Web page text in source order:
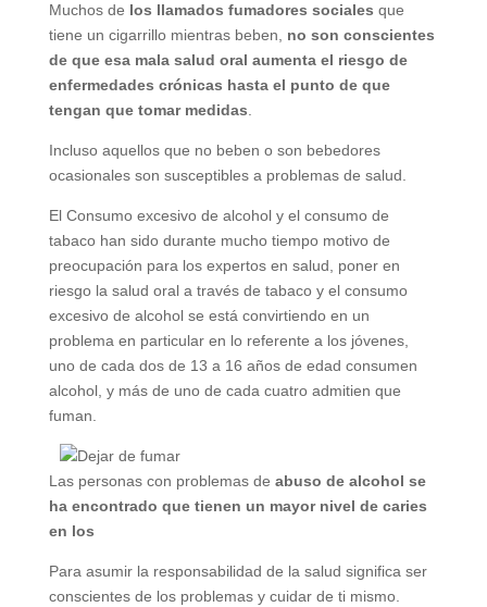
Muchos de los llamados fumadores sociales que
tiene un cigarrillo mientras beben, no son conscientes
de que esa mala salud oral aumenta el riesgo de
enfermedades crónicas hasta el punto de que
tengan que tomar medidas.
Incluso aquellos que no beben o son bebedores
ocasionales son susceptibles a problemas de salud.
El Consumo excesivo de alcohol y el consumo de
tabaco han sido durante mucho tiempo motivo de
preocupación para los expertos en salud, poner en
riesgo la salud oral a través de tabaco y el consumo
excesivo de alcohol se está convirtiendo en un
problema en particular en lo referente a los jóvenes,
uno de cada dos de 13 a 16 años de edad consumen
alcohol, y más de uno de cada cuatro admitien que
fuman.
Las personas con problemas de abuso de alcohol se
ha encontrado que tienen un mayor nivel de caries
en los
Para asumir la responsabilidad de la salud significa ser
conscientes de los problemas y cuidar de ti mismo.